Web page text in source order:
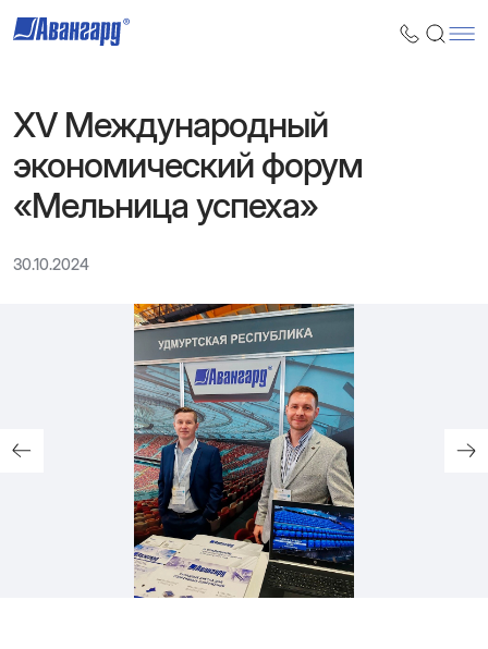
XV Международный
экономический форум
«Мельница успеха»
30.10.2024